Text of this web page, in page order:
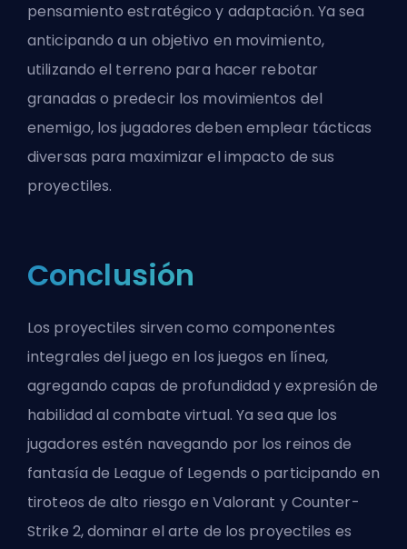
pensamiento estratégico y adaptación. Ya sea
anticipando a un objetivo en movimiento,
utilizando el terreno para hacer rebotar
granadas o predecir los movimientos del
enemigo, los jugadores deben emplear tácticas
diversas para maximizar el impacto de sus
proyectiles.
Conclusión
Los proyectiles sirven como componentes
integrales del juego en los juegos en línea,
agregando capas de profundidad y expresión de
habilidad al combate virtual. Ya sea que los
jugadores estén navegando por los reinos de
fantasía de League of Legends o participando en
tiroteos de alto riesgo en Valorant y Counter-
Strike 2, dominar el arte de los proyectiles es